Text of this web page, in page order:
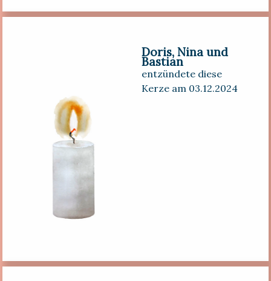
Doris, Nina und
Bastian
entzündete diese
Kerze am 03.12.2024